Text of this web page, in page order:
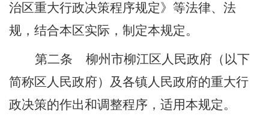
治区重大行政决策程序规定》等法律、法
规，结合本区实际，制定本规定。
第二条
柳州市柳江区人民政府 （ 以下
简称区人民政府） 及各镇人民政府的重大行
政决策的作出和调整程序，适用本规定。